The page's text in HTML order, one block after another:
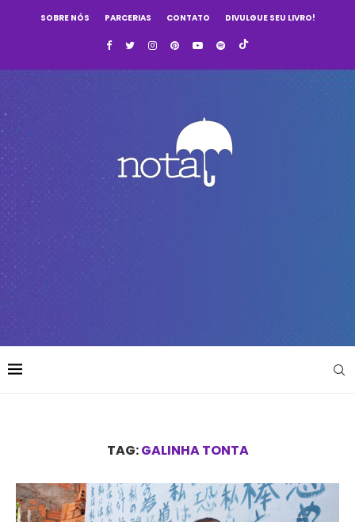
SOBRE NÓS PARCERIAS CONTATO DIVULGUE SEU LIVRO!
TAG:GALINHA TONTA